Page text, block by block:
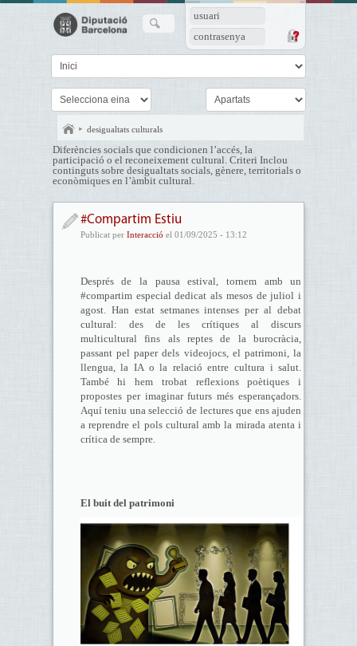
usuari
contrasenya
desigualtats culturals
Diferències socials que condicionen l’accés, la
participació o el reconeixement cultural. Criteri Inclou
continguts sobre desigualtats socials, gènere, territorials o
econòmiques en l’àmbit cultural.
#Compartim Estiu
Publicat per Interacció el 01/09/2025 - 13:12
Després de la pausa estival, tornem amb un
#compartim especial dedicat als mesos de juliol i
agost. Han estat setmanes intenses per al debat
cultural: des de les crítiques al discurs
multicultural fins als reptes de la burocràcia,
passant pel paper dels videojocs, el patrimoni, la
llengua, la IA o la relació entre cultura i salut.
També hi hem trobat reflexions poètiques i
propostes per imaginar futurs més esperançadors.
Aquí teniu una selecció de lectures que ens ajuden
a reprendre el pols cultural amb la mirada atenta i
crítica de sempre.
El buit del patrimoni